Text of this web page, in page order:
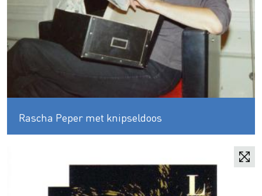
Rascha Peper met knipseldoos